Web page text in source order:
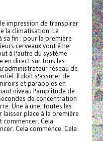
impression de transpirer
la climatisation. Le
fin : pour la première
cerveaux vont être
à l'autre du système
en direct sur tous les
réseau de
Il doit s'assurer de
et paraboles en
niveau l'amplitude de
de concentration
Une à une, toutes les
laisser place à la première
commencer. Cela
Cela commence. Cela